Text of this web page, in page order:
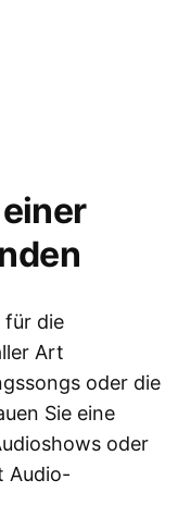
für die
Art
oder die
Sie eine
oder
Audio-